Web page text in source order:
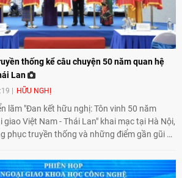
thống kể câu chuyện 50 năm quan hệ
Lan
HỮU NGHỊ
lãm "Đan kết hữu nghị: Tôn vinh 50 năm
giao Việt Nam - Thái Lan" khai mạc tại Hà Nội,
phục truyền thống và những điểm gần gũi về
trong chặng đường nửa thế kỷ quan hệ